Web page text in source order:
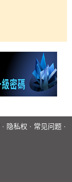
· 隐私权 · 常见问题 ·